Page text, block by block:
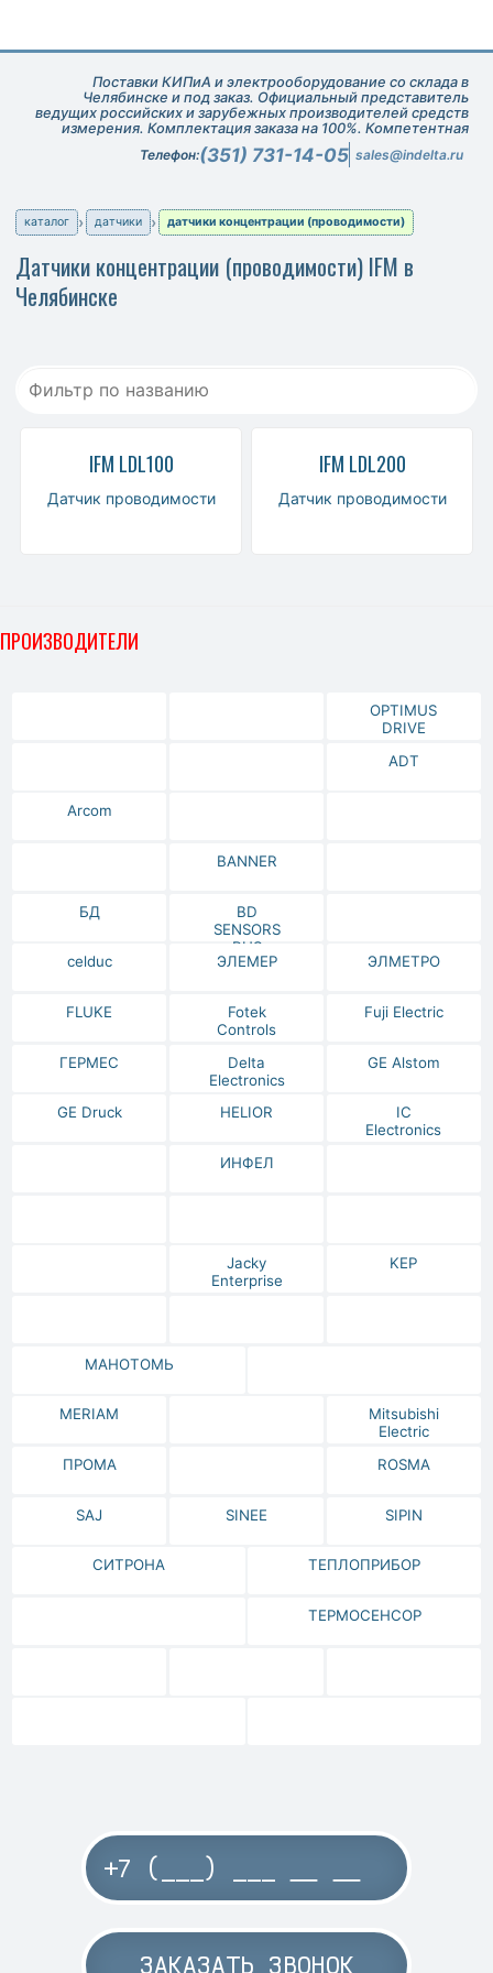
Поставки КИПиА и электрооборудование со склада в
Челябинске и под заказ. Официальный представитель
ведущих российских и зарубежных производителей средств
измерения. Комплектация заказа на 100%. Компетентная
техническая поддержка при подборе оборудования.
Телефон:(351) 731-14-05 sales@indelta.ru
каталог датчики датчики концентрации (проводимости)
Датчики концентрации (проводимости) IFM в
Челябинске
IFM LDL100
Датчик проводимости
IFM LDL200
Датчик проводимости
ПРОИЗВОДИТЕЛИ
OPTIMUS
DRIVE
ADT
Arcom
BANNER
БД
BD
SENSORS
RUS
celduc
ЭЛЕМЕР ЭЛМЕТРО
FLUKE
Fotek
Controls
Fuji Electric
ГЕРМЕС
Delta
Electronics
GE Alstom
GE Druck HELIOR
IC
Electronics
ИНФЕЛ
Jacky
Enterprise
KEP
МАНОТОМЬ
MERIAM
Mitsubishi
Electric
ПРОМА
ROSMA
SAJ SINEE SIPIN
СИТРОНА ТЕПЛОПРИБОР
ТЕРМОСЕНСОР
ЗАКАЗАТЬ ЗВОНОК